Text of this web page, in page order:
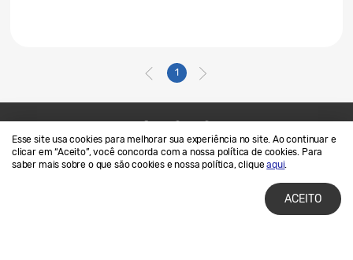
Esse site usa cookies para melhorar sua experiência no site. Ao continuar e
clicar em “Aceito”, você concorda com a nossa política de cookies. Para
saber mais sobre o que são cookies e nossa política, cliqueaqui.
ACEITO
1
Contato
SAMSUNG.COM
Termos de Uso
Privacidade e Cookies